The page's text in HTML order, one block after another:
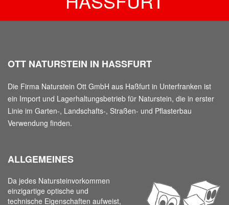
OTT NATURSTEIN IN HASSFURT
Die Firma Naturstein Ott GmbH aus Haßfurt in Unterfranken ist
ein Import und Lagerhaltungsbetrieb für Naturstein, die in erster
Linie im Garten-, Landschafts-, Straßen- und Pflasterbau
Verwendung finden.
ALLGEMEINES
Da jedes Natursteinvorkommen
einzigartige optische und
technische Eigenschaften aufweist,